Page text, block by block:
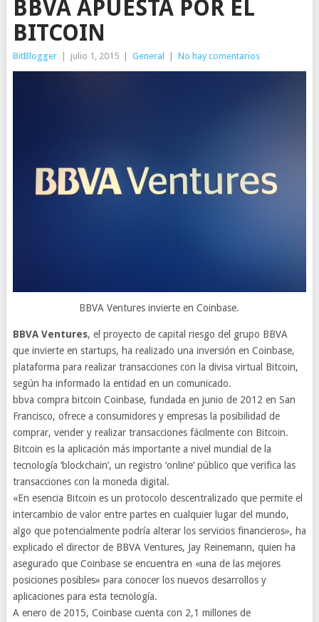
BBVA APUESTA POR EL
BITCOIN
BitBlogger julio 1, 2015 General No hay comentarios
BBVA Ventures invierte en Coinbase.
BBVA Ventures, el proyecto de capital riesgo del grupo BBVA
que invierte en startups, ha realizado una inversión en Coinbase,
plataforma para realizar transacciones con la divisa virtual Bitcoin,
según ha informado la entidad en un comunicado.
bbva compra bitcoin Coinbase, fundada en junio de 2012 en San
Francisco, ofrece a consumidores y empresas la posibilidad de
comprar, vender y realizar transacciones fácilmente con Bitcoin.
Bitcoin es la aplicación más importante a nivel mundial de la
tecnología ‘blockchain’, un registro ‘online’ público que verifica las
transacciones con la moneda digital.
«En esencia Bitcoin es un protocolo descentralizado que permite el
intercambio de valor entre partes en cualquier lugar del mundo,
algo que potencialmente podría alterar los servicios financieros», ha
explicado el director de BBVA Ventures, Jay Reinemann, quien ha
asegurado que Coinbase se encuentra en «una de las mejores
posiciones posibles» para conocer los nuevos desarrollos y
aplicaciones para esta tecnología.
A enero de 2015, Coinbase cuenta con 2,1 millones de